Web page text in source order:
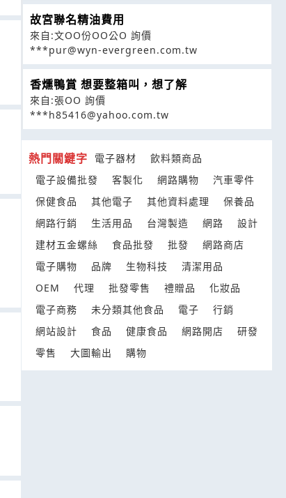
故宮聯名精油費用
來自:文OO份OO公O 詢價
***pur@wyn-evergreen.com.tw
香燻鴨賞 想要整箱叫，想了解
來自:張OO 詢價
***h85416@yahoo.com.tw
熱門關鍵字 電子器材
飲料類商品
電子設備批發
客製化 網路購物
汽車零件
保健食品
其他電子 其他資料處理
保養品
網路行銷
生活用品 台灣製造 網路
設計
建材五金螺絲
食品批發 批發
網路商店
電子購物
品牌 生物科技
清潔用品
OEM
代理 批發零售 禮贈品
化妝品
電子商務
未分類其他食品 電子
行銷
網站設計
食品 健康食品 網路開店
研發
零售
大圖輸出 購物